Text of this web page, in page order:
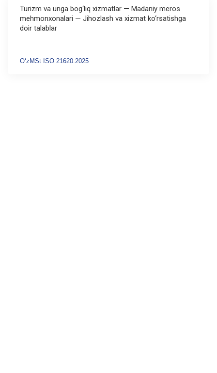
Turizm va unga bog‘liq xizmatlar — Madaniy meros
mehmonxonalari — Jihozlash va xizmat ko‘rsatishga
doir talablar
O‘zMSt ISO 21620:2025